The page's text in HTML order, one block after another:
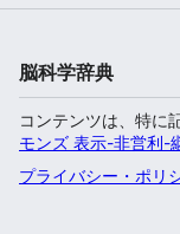
脳科学辞典
コンテンツは、特に
モンズ 表示-非営利-
プライバシー・ポリ